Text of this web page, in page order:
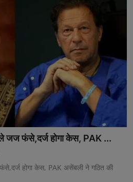
जज फंसे,दर्ज होगा केस, PAK ...
होगा केस, PAK असेंबली ने गठित की